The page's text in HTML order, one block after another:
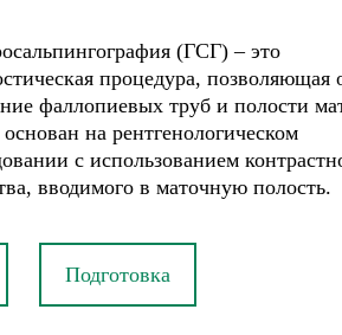
(ГСГ) – это
процедура, позволяющая
фаллопиевых труб и полости
на рентгенологическом
с использованием
вводимого в маточную полость.
Подготовка